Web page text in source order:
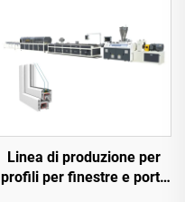
Linea di produzione per
profili per finestre e porte